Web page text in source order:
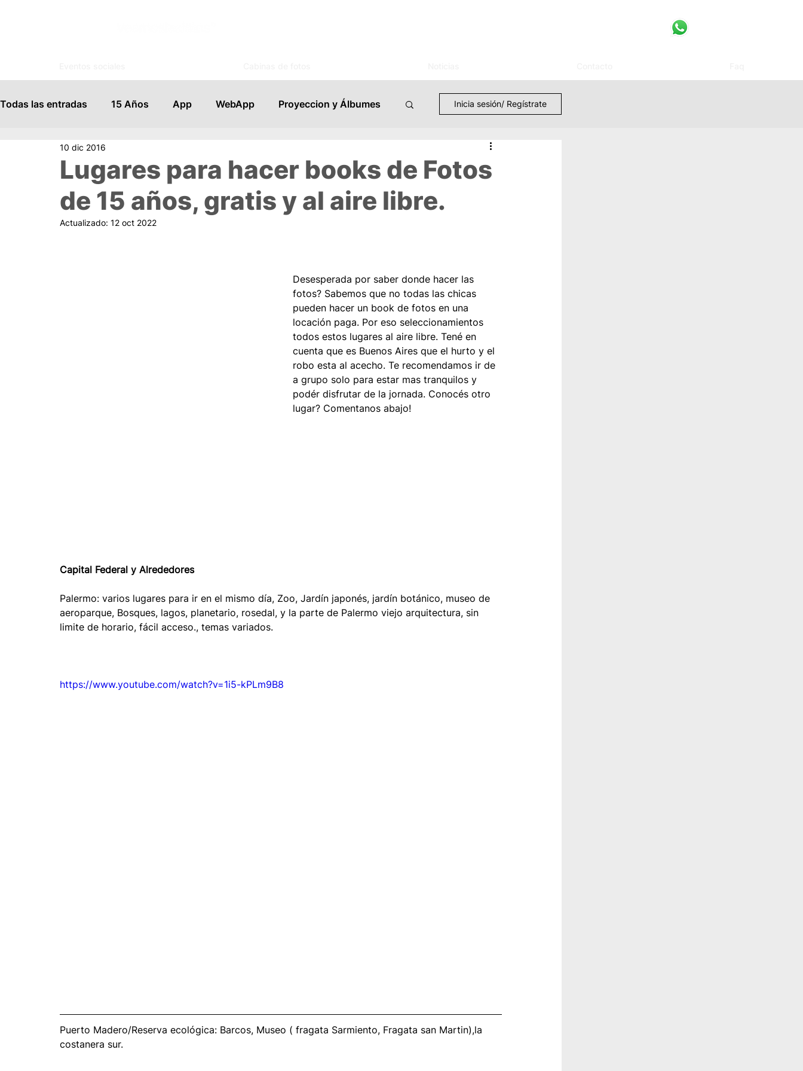
Todas las entradas 15 Años App WebApp Proyeccion y Álbumes
Invitaciones Control de Acceso
Profesionales Novedades Tips Bodas Eventos
Inicia sesión/ Regístrate
Lugares para hacer books de Fotos
de 15 años, gratis y al aire libre.
10 dic 2016
Actualizado: 12 oct 2022
Desesperada por saber donde hacer las
fotos? Sabemos que no todas las chicas
pueden hacer un book de fotos en una
locación paga. Por eso seleccionamientos
todos estos lugares al aire libre. Tené en
cuenta que es Buenos Aires que el hurto y el
robo esta al acecho. Te recomendamos ir de
a grupo solo para estar mas tranquilos y
podér disfrutar de la jornada. Conocés otro
lugar? Comentanos abajo!
Capital Federal y Alrededores
Palermo: varios lugares para ir en el mismo día, Zoo, Jardín japonés, jardín botánico, museo de
aeroparque, Bosques, lagos, planetario, rosedal, y la parte de Palermo viejo arquitectura, sin
limite de horario, fácil acceso., temas variados.
https://www.youtube.com/watch?v=1i5-kPLm9B8
Puerto Madero/Reserva ecológica: Barcos, Museo ( fragata Sarmiento, Fragata san Martin),la
costanera sur.